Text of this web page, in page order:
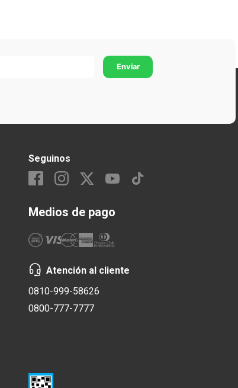
Seguinos
Medios de pago
Atención al cliente
0810-999-58626
0800-777-7777